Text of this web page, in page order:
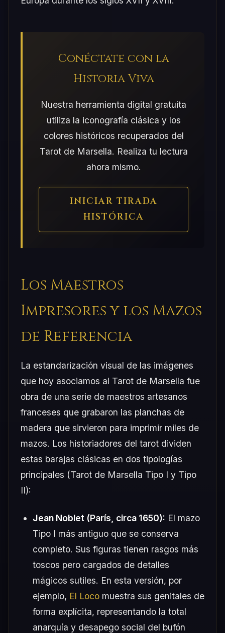
Conéctate con la
Historia Viva
Nuestra herramienta digital gratuita
utiliza la iconografía clásica y los
colores históricos recuperados del
Tarot de Marsella. Realiza tu lectura
ahora mismo.
INICIAR TIRADA
HISTÓRICA
Los Maestros
Impresores y los Mazos
de Referencia
La estandarización visual de las imágenes
que hoy asociamos al Tarot de Marsella fue
obra de una serie de maestros artesanos
franceses que grabaron las planchas de
madera que sirvieron para imprimir miles de
mazos. Los historiadores del tarot dividen
estas barajas clásicas en dos tipologías
principales (Tarot de Marsella Tipo I y Tipo
II):
Jean Noblet (París, circa 1650): El mazo
Tipo I más antiguo que se conserva
completo. Sus figuras tienen rasgos más
toscos pero cargados de detalles
mágicos sutiles. En esta versión, por
ejemplo, El Loco muestra sus genitales de
forma explícita, representando la total
anarquía y desapego social del bufón